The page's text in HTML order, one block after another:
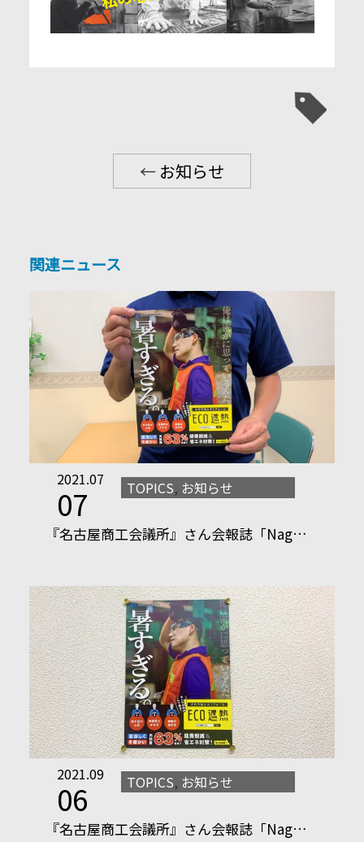
← お知らせ
関連ニュース
2021.07
07 TOPICS, お知らせ
『名古屋商工会議所』さん会報誌「Nag…
2021.09
06 TOPICS, お知らせ
『名古屋商工会議所』さん会報誌「Nag…